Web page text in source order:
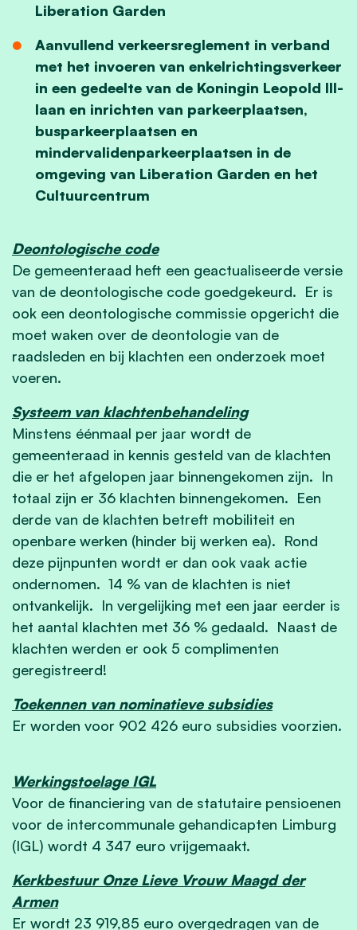
Liberation Garden
Aanvullend verkeersreglement in verband
met het invoeren van enkelrichtingsverkeer
in een gedeelte van de Koningin Leopold III-
laan en inrichten van parkeerplaatsen,
busparkeerplaatsen en
mindervalidenparkeerplaatsen in de
omgeving van Liberation Garden en het
Cultuurcentrum
Deontologische code
De gemeenteraad heft een geactualiseerde versie
van de deontologische code goedgekeurd. Er is
ook een deontologische commissie opgericht die
moet waken over de deontologie van de
raadsleden en bij klachten een onderzoek moet
voeren.
Systeem van klachtenbehandeling
Minstens éénmaal per jaar wordt de
gemeenteraad in kennis gesteld van de klachten
die er het afgelopen jaar binnengekomen zijn. In
totaal zijn er 36 klachten binnengekomen. Een
derde van de klachten betreft mobiliteit en
openbare werken (hinder bij werken ea). Rond
deze pijnpunten wordt er dan ook vaak actie
ondernomen. 14 % van de klachten is niet
ontvankelijk. In vergelijking met een jaar eerder is
het aantal klachten met 36 % gedaald. Naast de
klachten werden er ook 5 complimenten
geregistreerd!
Toekennen van nominatieve subsidies
Er worden voor 902 426 euro subsidies voorzien.
Werkingstoelage IGL
Voor de financiering van de statutaire pensioenen
voor de intercommunale gehandicapten Limburg
(IGL) wordt 4 347 euro vrijgemaakt.
Kerkbestuur Onze Lieve Vrouw Maagd der
Armen
Er wordt 23 919,85 euro overgedragen van de